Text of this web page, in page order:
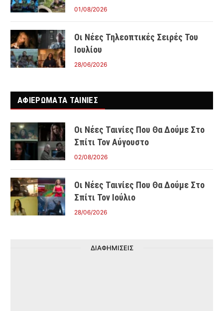
01/08/2026
Οι Νέες Τηλεοπτικές Σειρές Του
Ιουλίου
28/06/2026
ΑΦΙΕΡΩΜΑΤΑ ΤΑΙΝΊΕΣ
Οι Νέες Ταινίες Που Θα Δούμε Στο
Σπίτι Τον Αύγουστο
02/08/2026
Οι Νέες Ταινίες Που Θα Δούμε Στο
Σπίτι Τον Ιούλιο
28/06/2026
ΔΙΑΦΗΜΙΣΕΙΣ